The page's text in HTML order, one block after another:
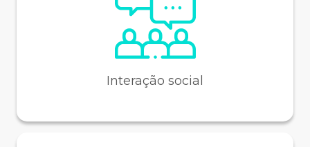
Interação social